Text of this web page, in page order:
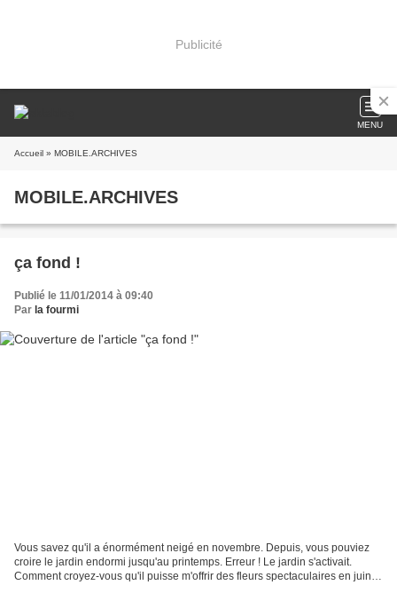
Publicité
MENU
Accueil » MOBILE.ARCHIVES
MOBILE.ARCHIVES
ça fond !
Publié le 11/01/2014 à 09:40
Par la fourmi
Vous savez qu'il a énormément neigé en novembre. Depuis, vous pouviez
croire le jardin endormi jusqu'au printemps. Erreur ! Le jardin s'activait.
Comment croyez-vous qu'il puisse m'offrir des fleurs spectaculaires en juin,